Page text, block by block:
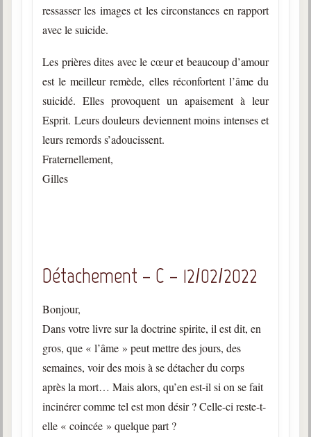
ressasser les images et les circonstances en rapport
avec le suicide.
Les prières dites avec le cœur et beaucoup d’amour
est le meilleur remède, elles réconfortent l’âme du
suicidé. Elles provoquent un apaisement à leur
Esprit. Leurs douleurs deviennent moins intenses et
leurs remords s’adoucissent.
Fraternellement,
Gilles
Détachement – C – 12/02/2022
Bonjour,
Dans votre livre sur la doctrine spirite, il est dit, en
gros, que « l’âme » peut mettre des jours, des
semaines, voir des mois à se détacher du corps
après la mort… Mais alors, qu’en est-il si on se fait
incinérer comme tel est mon désir ? Celle-ci reste-t-
elle « coincée » quelque part ?